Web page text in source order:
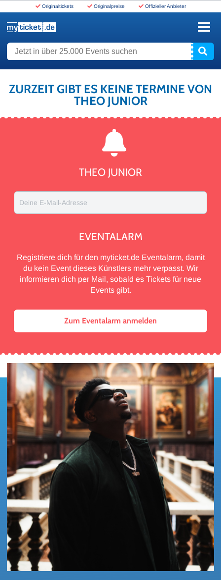
Originaltickets Originalpreise Offizieller Anbieter
Jetzt in über 25.000 Events suchen
ZURZEIT GIBT ES KEINE TERMINE VON
THEO JUNIOR
THEO JUNIOR
Deine E-Mail-Adresse
EVENTALARM
Registriere dich für den myticket.de Eventalarm, damit
du kein Event dieses Künstlers mehr verpasst. Wir
informieren dich per Mail, sobald es Tickets für neue
Events gibt.
Zum Eventalarm anmelden